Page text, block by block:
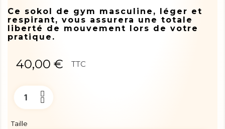
Ce sokol de gym masculine, léger et
respirant, vous assurera une totale
liberté de mouvement lors de votre
pratique.
40,00 € TTC
Taille